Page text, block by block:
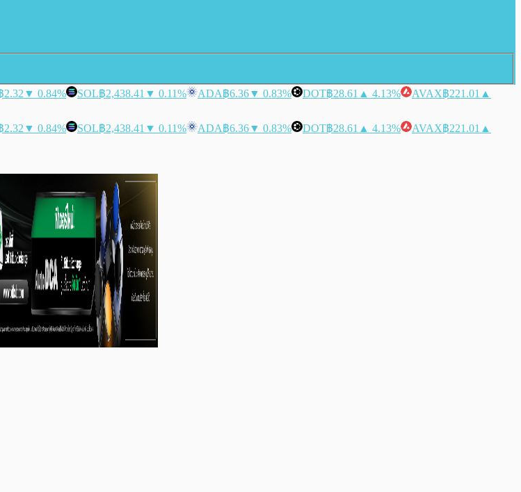
2.32 ▼ 0.84% SOL฿2,438.41 ▼ 0.11% ADA฿6.36▼ 0.83% DOT฿28.61 ▲ 4.13% AVAX฿221.01 ▲
2.32 ▼ 0.84% SOL฿2,438.41 ▼ 0.11% ADA฿6.36▼ 0.83% DOT฿28.61 ▲ 4.13% AVAX฿221.01 ▲